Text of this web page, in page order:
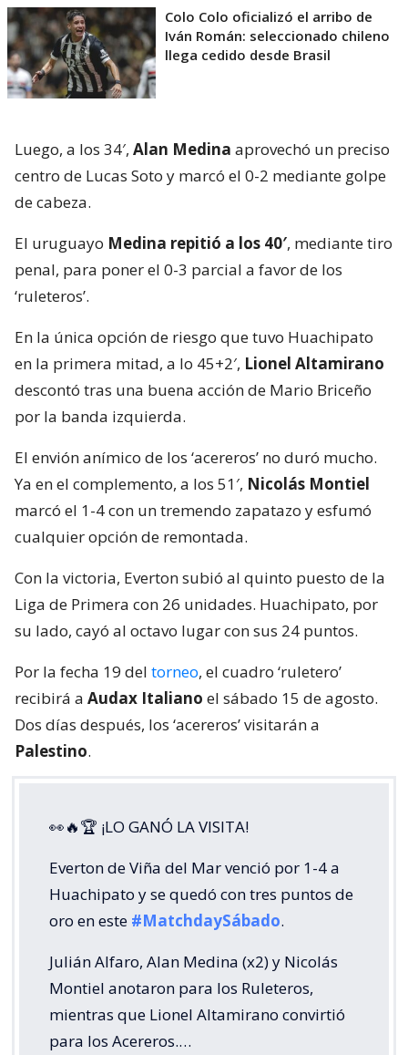
Colo Colo oficializó el arribo de
Iván Román: seleccionado chileno
llega cedido desde Brasil
Luego, a los 34′, Alan Medina aprovechó un preciso
centro de Lucas Soto y marcó el 0-2 mediante golpe
de cabeza.
El uruguayo Medina repitió a los 40′, mediante tiro
penal, para poner el 0-3 parcial a favor de los
‘ruleteros’.
En la única opción de riesgo que tuvo Huachipato
en la primera mitad, a lo 45+2′, Lionel Altamirano
descontó tras una buena acción de Mario Briceño
por la banda izquierda.
El envión anímico de los ‘acereros’ no duró mucho.
Ya en el complemento, a los 51′, Nicolás Montiel
marcó el 1-4 con un tremendo zapatazo y esfumó
cualquier opción de remontada.
Con la victoria, Everton subió al quinto puesto de la
Liga de Primera con 26 unidades. Huachipato, por
su lado, cayó al octavo lugar con sus 24 puntos.
Por la fecha 19 del torneo, el cuadro ‘ruletero’
recibirá a Audax Italiano el sábado 15 de agosto.
Dos días después, los ‘acereros’ visitarán a
Palestino.
👀🔥🏆 ¡LO GANÓ LA VISITA!
Everton de Viña del Mar venció por 1-4 a
Huachipato y se quedó con tres puntos de
oro en este #MatchdaySábado.
Julián Alfaro, Alan Medina (x2) y Nicolás
Montiel anotaron para los Ruleteros,
mientras que Lionel Altamirano convirtió
para los Acereros.…